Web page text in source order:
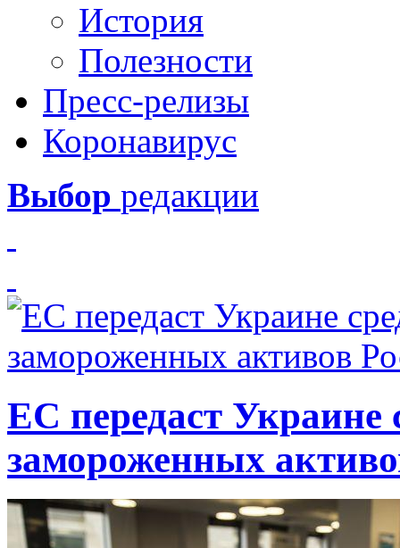
История
Полезности
Пресс-релизы
Коронавирус
Выбор редакции
ЕС передаст Украине
замороженных